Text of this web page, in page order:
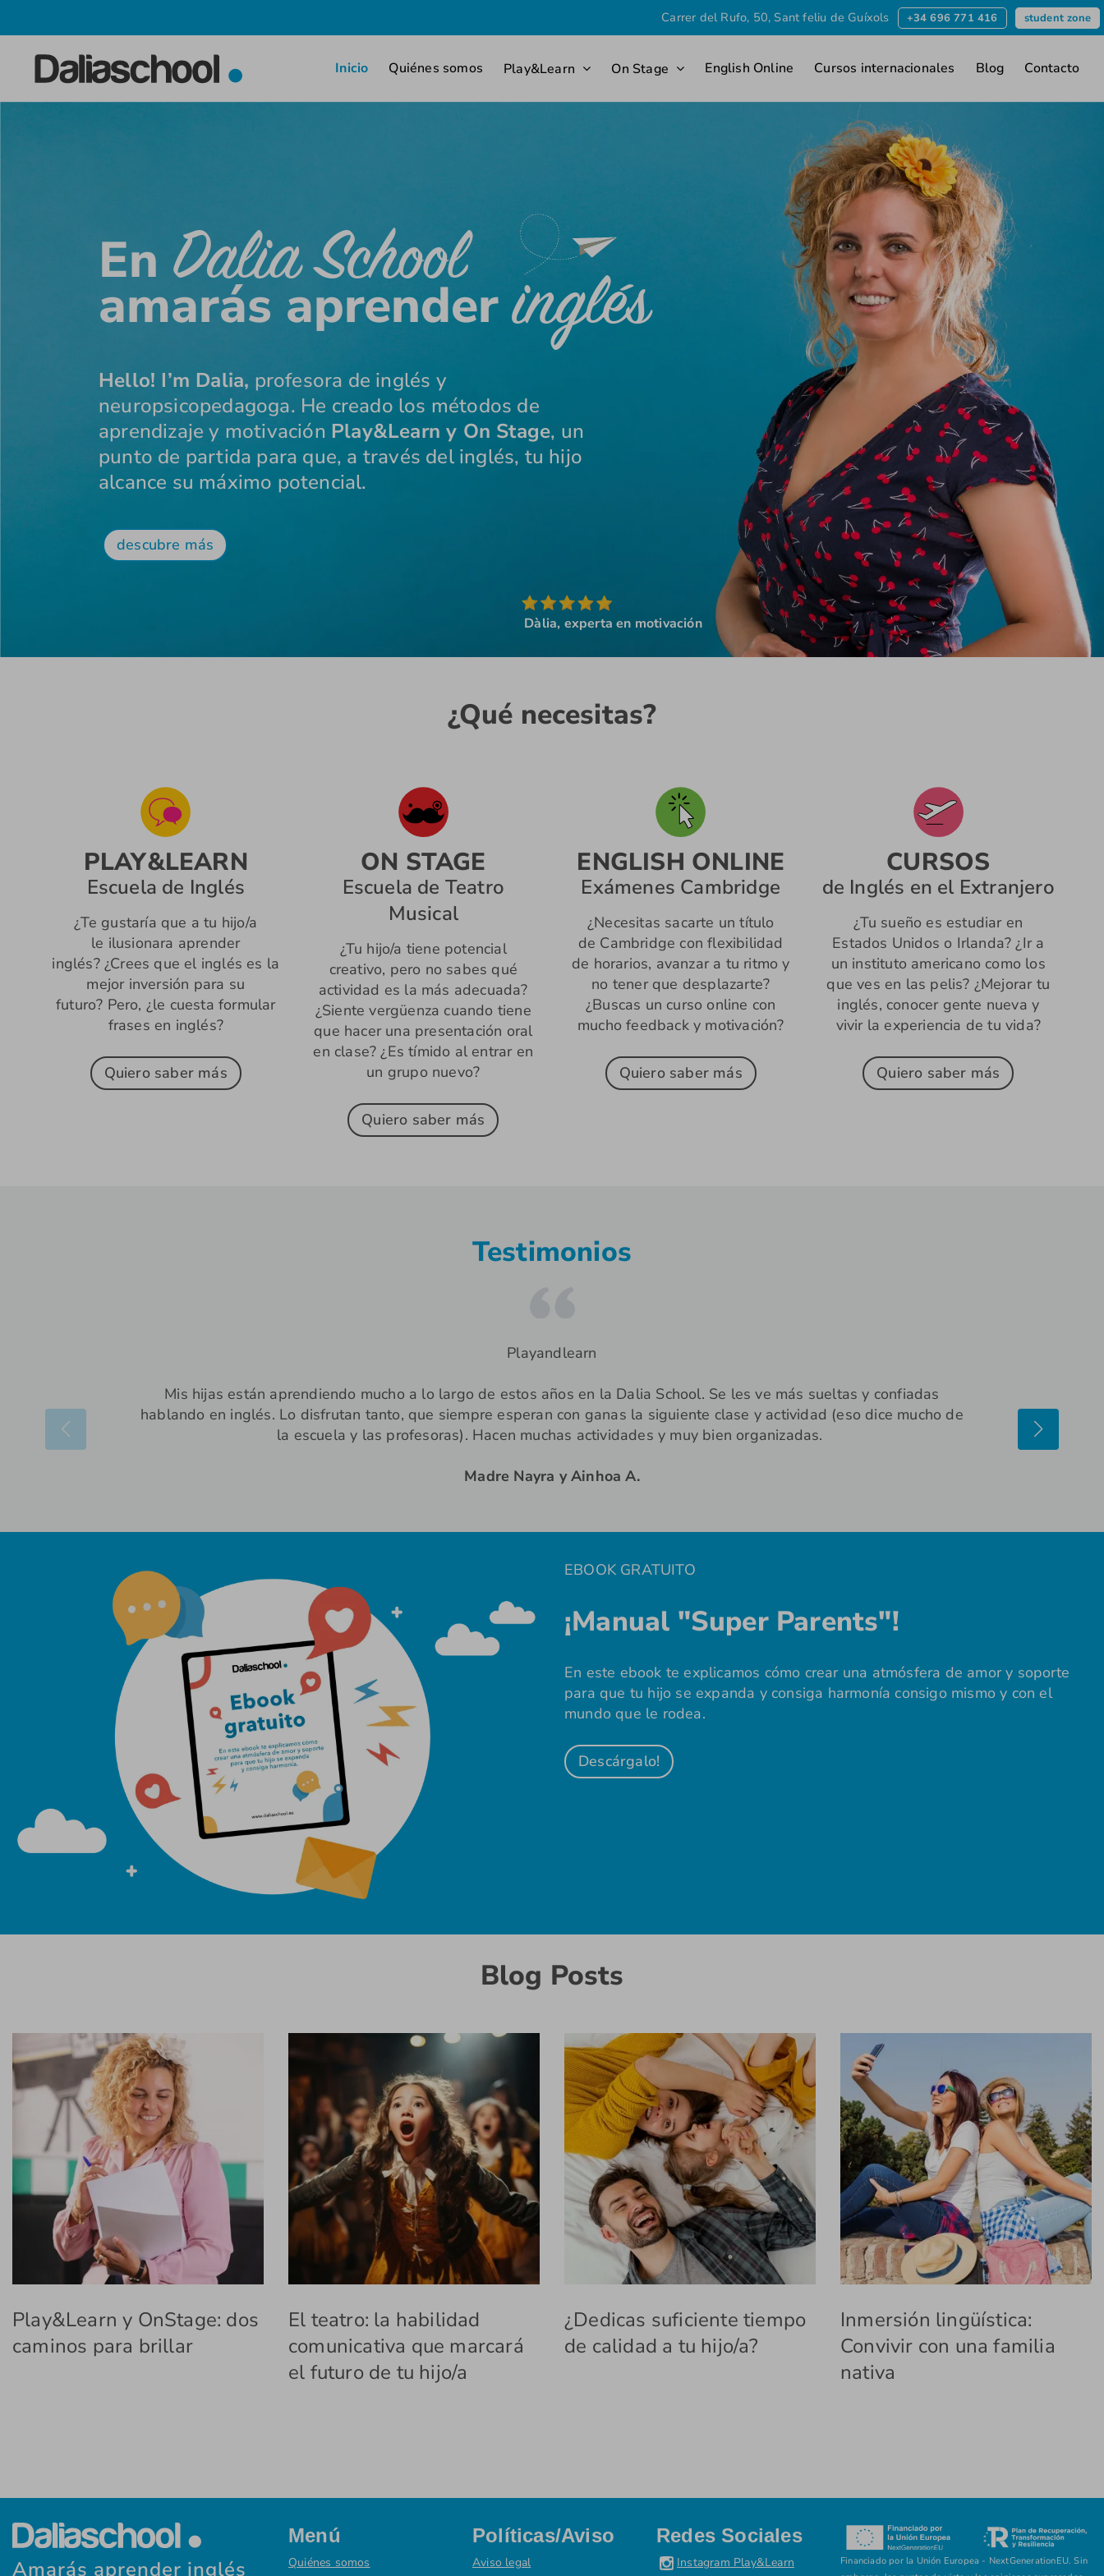
Carrer del Rufo, 50, Sant feliu de Guíxols +34 696 771 416 student zone
Inicio Quiénes somos Play&Learn On Stage English Online Cursos internacionales Blog Contacto
En Dalia School
amarás aprenderinglés
Hello! I’m Dalia, profesora de inglés y
neuropsicopedagoga. He creado los métodos de
aprendizaje y motivación Play&Learn y On Stage, un
punto de partida para que, a través del inglés, tu hijo
alcance su máximo potencial.
descubre más
Dàlia, experta en motivación
¿Qué necesitas?
PLAY&LEARN
Escuela de Inglés
¿Te gustaría que a tu hijo/a
le ilusionara aprender
inglés? ¿Crees que el inglés es la
mejor inversión para su
futuro? Pero, ¿le cuesta formular
frases en inglés?
Quiero saber más
ON STAGE
Escuela de Teatro
Musical
¿Tu hijo/a tiene potencial
creativo, pero no sabes qué
actividad es la más adecuada?
¿Siente vergüenza cuando tiene
que hacer una presentación oral
en clase? ¿Es tímido al entrar en
un grupo nuevo?
Quiero saber más
ENGLISH ONLINE
Exámenes Cambridge
¿Necesitas sacarte un título
de Cambridge con flexibilidad
de horarios, avanzar a tu ritmo y
no tener que desplazarte?
¿Buscas un curso online con
mucho feedback y motivación?
Quiero saber más
CURSOS
de Inglés en el Extranjero
¿Tu sueño es estudiar en
Estados Unidos o Irlanda? ¿Ir a
un instituto americano como los
que ves en las pelis? ¿Mejorar tu
inglés, conocer gente nueva y
vivir la experiencia de tu vida?
Quiero saber más
Testimonios
Playandlearn
Mis hijas están aprendiendo mucho a lo largo de estos años en la Dalia School. Se les ve más sueltas y confiadas
hablando en inglés. Lo disfrutan tanto, que siempre esperan con ganas la siguiente clase y actividad (eso dice mucho de
la escuela y las profesoras). Hacen muchas actividades y muy bien organizadas.
Madre Nayra y Ainhoa A.
EBOOK GRATUITO
¡Manual "Super Parents"!
En este ebook te explicamos cómo crear una atmósfera de amor y soporte
para que tu hijo se expanda y consiga harmonía consigo mismo y con el
mundo que le rodea.
Descárgalo!
Blog Posts
Play&Learn y OnStage: dos
caminos para brillar
El teatro: la habilidad
comunicativa que marcará
el futuro de tu hijo/a
¿Dedicas suficiente tiempo
de calidad a tu hijo/a?
Inmersión lingüística:
Convivir con una familia
nativa
Amarás aprender inglés
Menú
Quiénes somos
Políticas/Aviso
Aviso legal
Redes Sociales
Instagram Play&Learn
Financiado por la Unión Europea - NextGenerationEU. Sin